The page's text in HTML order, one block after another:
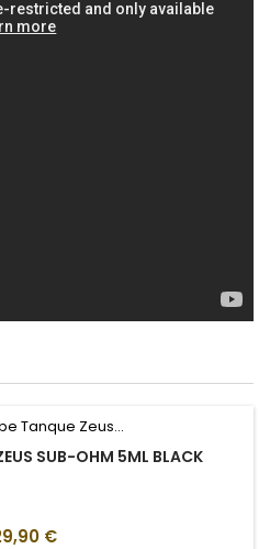
SUB-OHM 5ML BLACK
€